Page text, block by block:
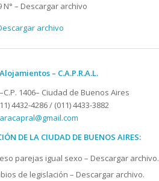
N° – Descargar archivo
archivo
– C.A.P.R.A.L.
1406– Ciudad de Buenos Aires
4432-4286 / (011) 4433-3882
DE LA CIUDAD DE BUENOS AIRES:
parejas igual sexo – Descargar archivo.
de legislación – Descargar archivo.